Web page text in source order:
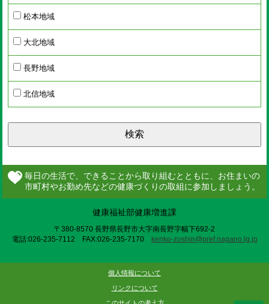
松本地域
大北地域
長野地域
北信地域
検索
健康福祉部健康増進課
〒380-8570 長野県長野市大字南長野字幅下692-2
電話:026-235-7112 FAX:026-235-7170
kenko-zoshin@pref.nagano.lg.jp
個人情報について
リンクについて